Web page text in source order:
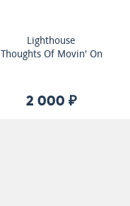
Lighthouse
Thoughts Of Movin' On
2 000 ₽